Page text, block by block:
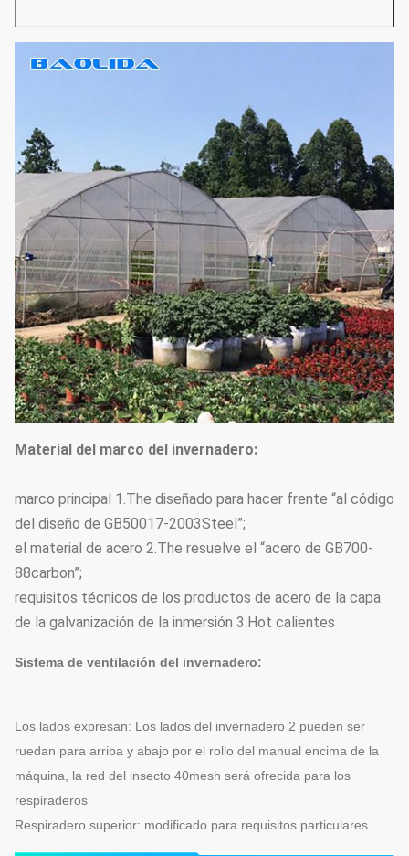
Material del marco del invernadero:
marco principal 1.The diseñado para hacer frente “al código
del diseño de GB50017-2003Steel”;
el material de acero 2.The resuelve el “acero de GB700-
88carbon”;
requisitos técnicos de los productos de acero de la capa
de la galvanización de la inmersión 3.Hot calientes
Sistema de ventilación del invernadero:
Los lados expresan: Los lados del invernadero 2 pueden ser
ruedan para arriba y abajo por el rollo del manual encima de la
máquina, la red del insecto 40mesh será ofrecida para los
respiraderos
Respiradero superior: modificado para requisitos particulares